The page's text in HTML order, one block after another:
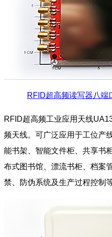
RFID超高频读写器八
RFID超高频工业应用天线
频天线。可广泛应用于工位产
能书架、智能文件柜、共享书
布式图书馆、漂流书柜、档案
禁、防伪系统及生产过程控制